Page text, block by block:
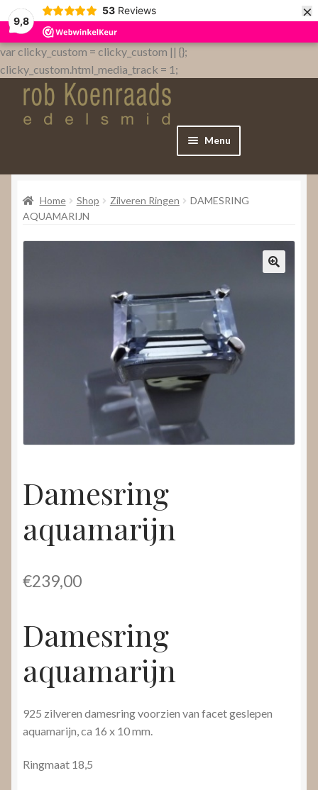
9,8
53 Reviews ×
var clicky_custom = clicky_custom || {};
clicky_custom.html_media_track = 1;
Menu
Home
WebShop
Submenu
uitvouwen
Home Shop Zilveren Ringen
DAMESRING
AQUAMARIJN
Damesring
aquamarijn
€239,00
Damesring
aquamarijn
925 zilveren damesring voorzien van facet geslepen
aquamarijn, ca 16 x 10 mm.
Ringmaat 18,5